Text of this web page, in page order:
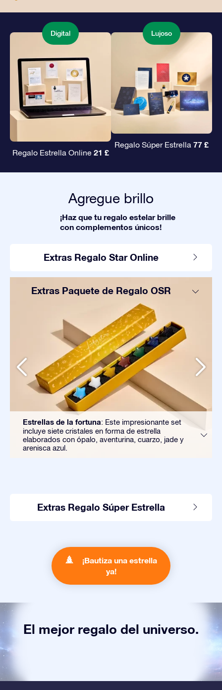
Digital
Regalo Estrella Online 21 £
Lujoso
Regalo Súper Estrella 77 £
Agregue brillo
¡Haz que tu regalo estelar brille
con complementos únicos!
Extras Regalo Star Online
Extras Paquete de Regalo OSR
Estrellas de la fortuna: Este impresionante set
incluye siete cristales en forma de estrella
elaborados con ópalo, aventurina, cuarzo, jade y
arenisca azul.
Extras Regalo Súper Estrella
¡Bautiza una estrella
ya!
El mejor regalo del universo.